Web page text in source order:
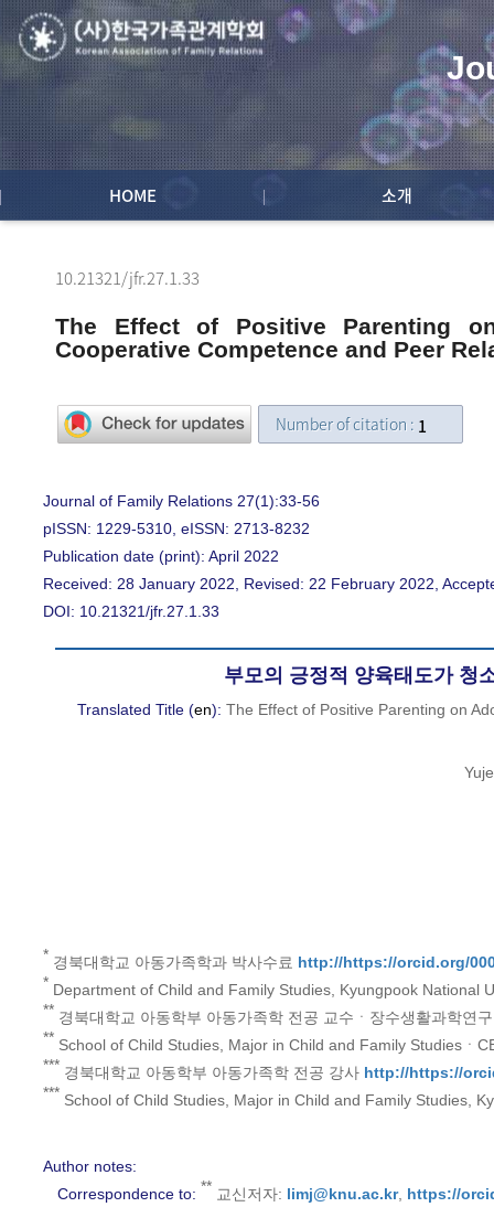
HOME 소개
10.21321/jfr.27.1.33
The Effect of Positive Parenting
Cooperative Competence and Peer
Number of citation :
Journal of Family Relations 27(1):33-56
pISSN: 1229-5310, eISSN: 2713-8232
Publication date (print): April 2022
Received: 28 January 2022, Revised: 22 February 2022,
DOI: 10.21321/jfr.27.1.33
부모의 긍정적 양육태도가 청
Translated Title (en): The Effect of Positive Parenting on
* 경북대학교 아동가족학과 박사수료 http://https://orcid.org/
* Department of Child and Family Studies, Kyungpook National
** 경북대학교 아동학부 아동가족학 전공 교수ㆍ장수생활과학연
** School of Child Studies, Major in Child and Family Studiesㆍ
*** 경북대학교 아동학부 아동가족학 전공 강사 http://https://
*** School of Child Studies, Major in Child and Family Studies,
Author notes:
Correspondence to: ** 교신저자: limj@knu.ac.kr, https://